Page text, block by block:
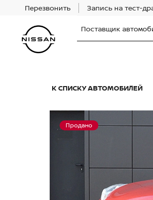
Перезвонить Запись на тест-
Поставщик
К СПИСКУ АВТОМОБИЛЕЙ
Продано